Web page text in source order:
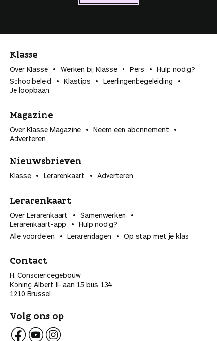
Klasse
Over Klasse Werken bij Klasse Pers
Hulp nodig?
Schoolbeleid
Klastips
Leerlingen­begeleiding
Je loopbaan
Magazine
Over Klasse Magazine
Neem een abonnement
Adverteren
Nieuwsbrieven
Klasse Lerarenkaart Adverteren
Lerarenkaart
Over Lerarenkaart
Samenwerken
Lerarenkaart-app
Hulp nodig?
Alle voordelen
Lerarendagen Op stap met je klas
Contact
H. Consciencegebouw
Koning Albert II-laan 15 bus 134
1210 Brussel
Volg ons op